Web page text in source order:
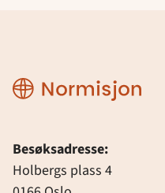
Normisjon
Besøksadresse:
Holbergs plass 4